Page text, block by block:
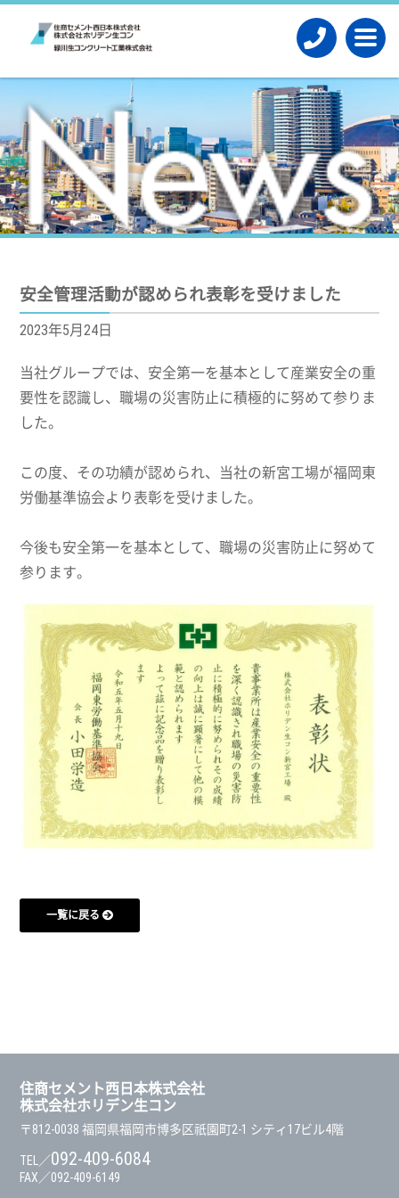
安全管理活動が認められ表彰を受けました
2023年5月24日
当社グループでは、安全第一を基本として産業安全の重
要性を認識し、職場の災害防止に積極的に努めて参りま
した。
この度、その功績が認められ、当社の新宮工場が福岡東
労働基準協会より表彰を受けました。
今後も安全第一を基本として、職場の災害防止に努めて
参ります。
一覧に戻る
住商セメント西日本株式会社
株式会社ホリデン生コン
〒812-0038福岡県福岡市博多区祇園町2-1 シティ17ビル4階
TEL／092-409-6084
FAX／092-409-6149